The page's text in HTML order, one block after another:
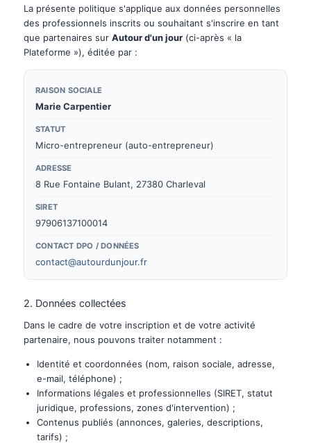
La présente politique s'applique aux données personnelles
des professionnels inscrits ou souhaitant s'inscrire en tant
que partenaires sur Autour d'un jour (ci-après « la
Plateforme »), éditée par :
RAISON SOCIALE
Marie Carpentier
STATUT
Micro-entrepreneur (auto-entrepreneur)
ADRESSE
8 Rue Fontaine Bulant, 27380 Charleval
SIRET
97906137100014
CONTACT DPO / DONNÉES
contact@autourdunjour.fr
2. Données collectées
Dans le cadre de votre inscription et de votre activité
partenaire, nous pouvons traiter notamment :
Identité et coordonnées (nom, raison sociale, adresse,
e-mail, téléphone) ;
Informations légales et professionnelles (SIRET, statut
juridique, professions, zones d'intervention) ;
Contenus publiés (annonces, galeries, descriptions,
tarifs) ;